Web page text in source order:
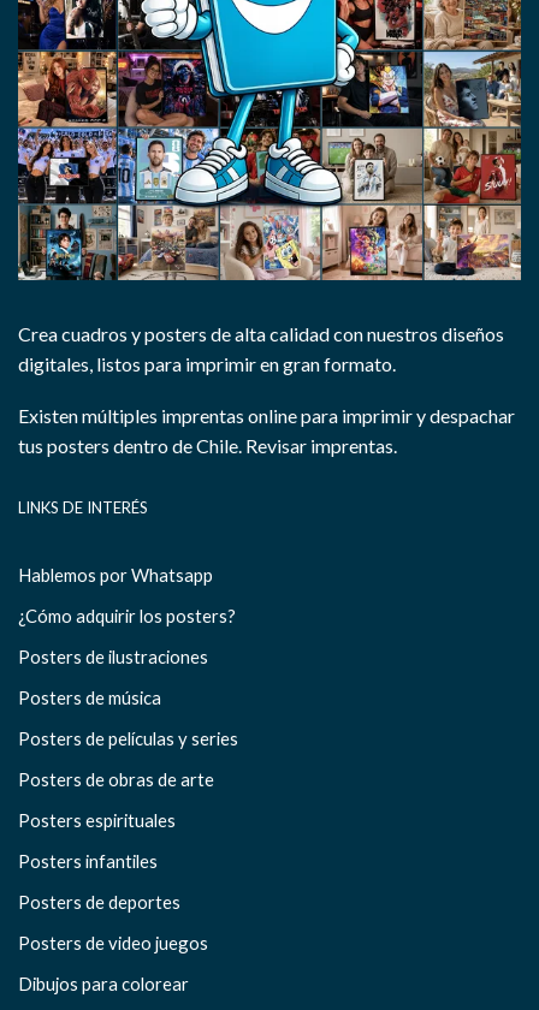
Crea cuadros y posters de alta calidad con nuestros diseños
digitales, listos para imprimir en gran formato.
Existen múltiples imprentas online para imprimir y despachar
tus posters dentro de Chile. Revisar imprentas.
LINKS DE INTERÉS
Hablemos por Whatsapp
¿Cómo adquirir los posters?
Posters de ilustraciones
Posters de música
Posters de películas y series
Posters de obras de arte
Posters espirituales
Posters infantiles
Posters de deportes
Posters de video juegos
Dibujos para colorear